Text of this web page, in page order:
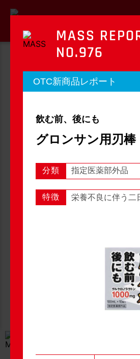
MASS REPORT
マスレポート
OTC新商品レポート
OTC新商品レポート
MASS
NO.976
OTC新商品レポート
飲む前、後にも
グロンサン用刃棒
分類 指定医薬部外品
特徴 栄養不良に伴う二